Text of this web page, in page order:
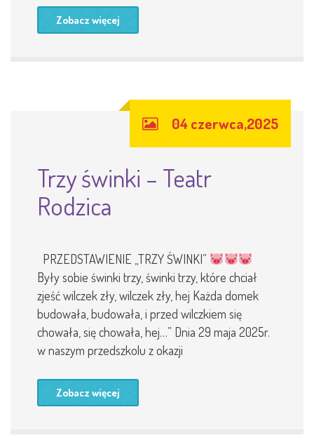
Zobacz więcej
04 czerwca,2025
Trzy świnki – Teatr
Rodzica
PRZEDSTAWIENIE „TRZY ŚWINKI”
Były sobie świnki trzy, świnki trzy, które chciał
zjeść wilczek zły, wilczek zły, hej Każda domek
budowała, budowała, i przed wilczkiem się
chowała, się chowała, hej…” Dnia 29 maja 2025r.
w naszym przedszkolu z okazji
Zobacz więcej